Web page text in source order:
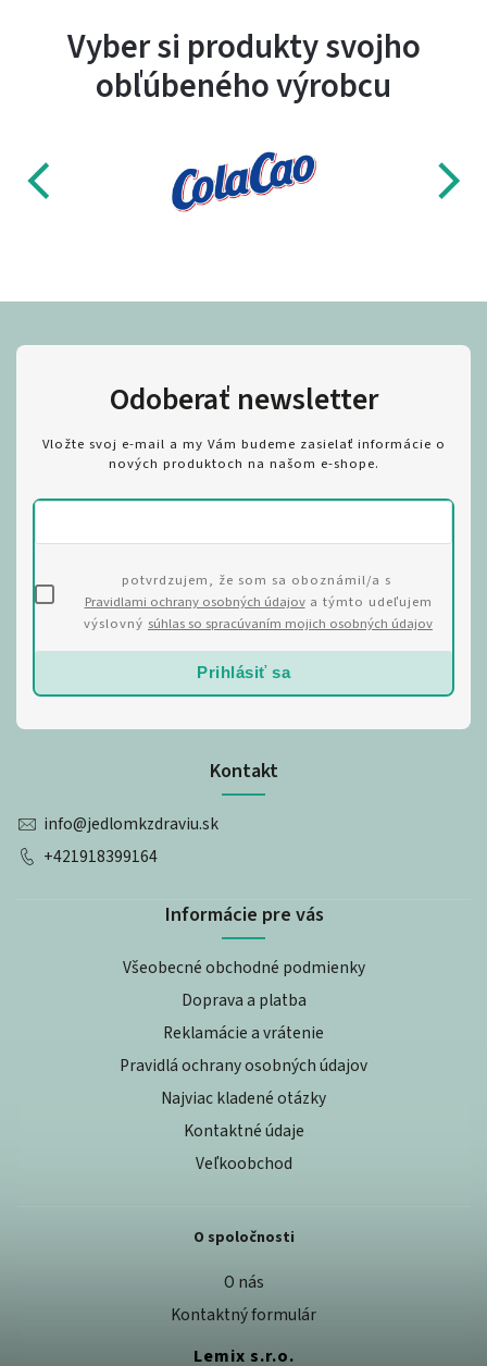
Vyber si produkty svojho
obľúbeného výrobcu
Kontakt
info@jedlomkzdraviu.sk
+421918399164
Informácie pre vás
Všeobecné obchodné podmienky
Doprava a platba
Reklamácie a vrátenie
Pravidlá ochrany osobných údajov
Najviac kladené otázky
Kontaktné údaje
Veľkoobchod
O spoločnosti
O nás
Kontaktný formulár
Lemix s.r.o.
Odoberať newsletter
Vložte svoj e-mail a my Vám budeme zasielať informácie o
nových produktoch na našom e-shope.
potvrdzujem, že som sa oboznámil/a s
Pravidlami ochrany osobných údajova týmto udeľujem
výslovný súhlas so spracúvaním mojich osobných údajov
Prihlásiť sa